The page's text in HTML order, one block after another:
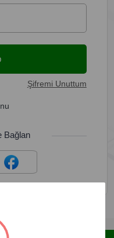
Şifremi Unuttum
Bağlan